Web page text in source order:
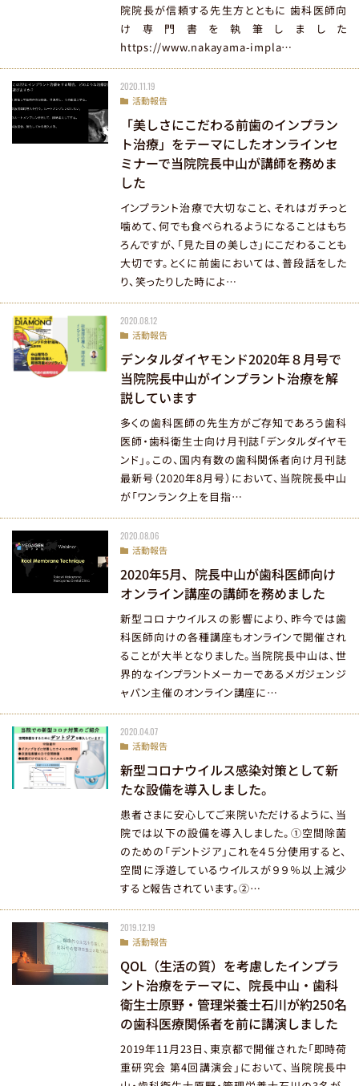
院院長が信頼する先生方とともに 歯科医師向
け専門書を執筆しました
https://www.nakayama-impla…
2020.11.19
活動報告
「美しさにこだわる前歯のインプラン
ト治療」をテーマにしたオンラインセ
ミナーで当院院長中山が講師を務めま
した
インプラント治療で大切なこと、それはガチっと
噛めて、何でも食べられるようになることはもち
ろんですが、「見た目の美しさ」にこだわることも
大切です。とくに前歯においては、普段話をした
り、笑ったりした時によ…
2020.08.12
活動報告
デンタルダイヤモンド2020年８月号で
当院院長中山がインプラント治療を解
説しています
多くの歯科医師の先生方がご存知であろう歯科
医師・歯科衛生士向け月刊誌「デンタルダイヤモ
ンド」。この、国内有数の歯科関係者向け月刊誌
最新号（2020年8月号）において、当院院長中山
が「ワンランク上を目指…
2020.08.06
活動報告
2020年5月、院長中山が歯科医師向け
オンライン講座の講師を務めました
新型コロナウイルスの影響により、昨今では歯
科医師向けの各種講座もオンラインで開催され
ることが大半となりました。当院院長中山は、世
界的なインプラントメーカーであるメガジェンジ
ャパン主催のオンライン講座に…
2020.04.07
活動報告
新型コロナウイルス感染対策として新
たな設備を導入しました。
患者さまに安心してご来院いただけるように、当
院では以下の設備を導入しました。①空間除菌
のための「デントジア」これを４５分使用すると、
空間に浮遊しているウイルスが９９％以上減少
すると報告されています。②…
2019.12.19
活動報告
QOL（生活の質）を考慮したインプラ
ント治療をテーマに、院長中山・歯科
衛生士原野・管理栄養士石川が約250名
の歯科医療関係者を前に講演しました
2019年11月23日、東京都で開催された「即時荷
重研究会 第4回講演会」において、当院院長中
医院コードが